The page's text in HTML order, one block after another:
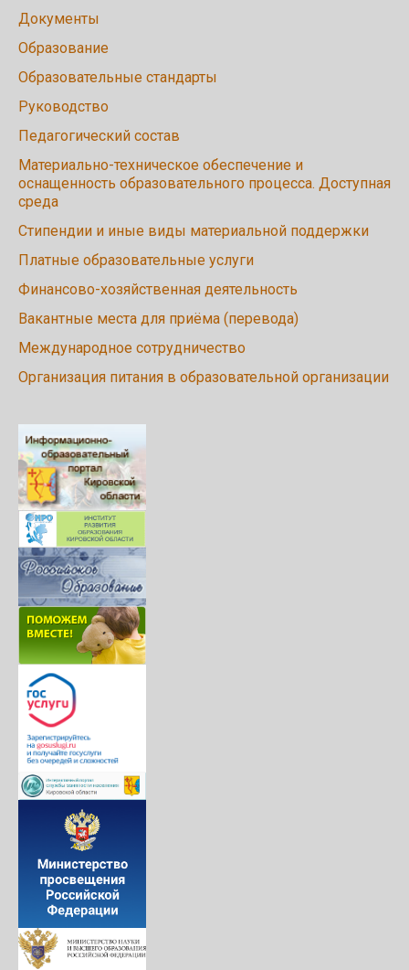
Документы
Образование
Образовательные стандарты
Руководство
Педагогический состав
Материально-техническое обеспечение и
оснащенность образовательного процесса. Доступная
среда
Стипендии и иные виды материальной поддержки
Платные образовательные услуги
Финансово-хозяйственная деятельность
Вакантные места для приёма (перевода)
Международное сотрудничество
Организация питания в образовательной организации